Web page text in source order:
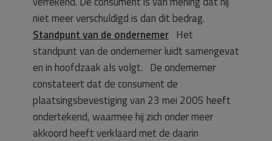
niet meer verschuldigd is dan dit bedrag.
Standpunt van de ondernemer Het
standpunt van de ondernemer luidt samengevat
en in hoofdzaak als volgt. De ondernemer
constateert dat de consument de
plaatsingsbevestiging van 23 mei 2005 heeft
ondertekend, waarmee hij zich onder meer
akkoord heeft verklaard met de daarin